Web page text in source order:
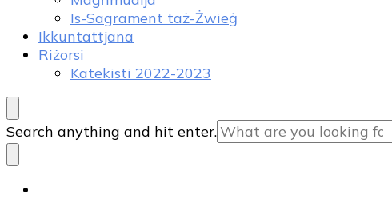
Is-Sagrament taż-Żwieġ
Ikkuntattjana
Riżorsi
Katekisti 2022-2023
Looking
for
Something?
Search anything and hit enter.